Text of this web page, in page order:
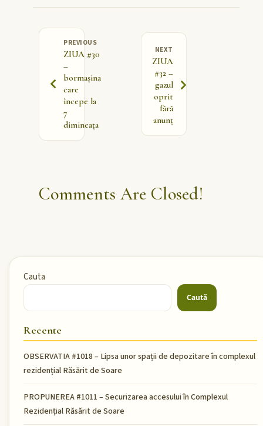
PREVIOUS
ZIUA #30
–
bormașina
care
începe la
7
dimineața
NEXT
ZIUA
#32 –
gazul
oprit
fără
anunț
Comments Are Closed!
Cauta
Caută
Recente
OBSERVATIA #1018 – Lipsa unor spații de depozitare în complexul
rezidențial Răsărit de Soare
PROPUNEREA #1011 – Securizarea accesului în Complexul
Rezidențial Răsărit de Soare